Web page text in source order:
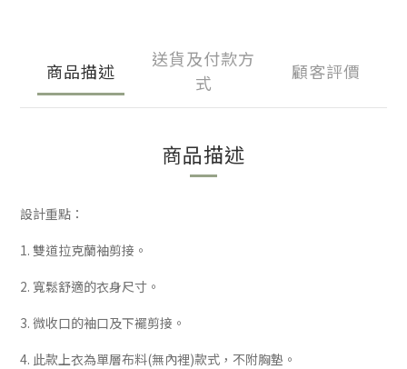
商品描述
送貨及付款方
式
顧客評價
商品描述
設計重點：
1. 雙道拉克蘭袖剪接。
2. 寬鬆舒適的衣身尺寸。
3. 微收口的袖口及下襬剪接。
4. 此款上衣為單層布料(無內裡)款式，不附胸墊。